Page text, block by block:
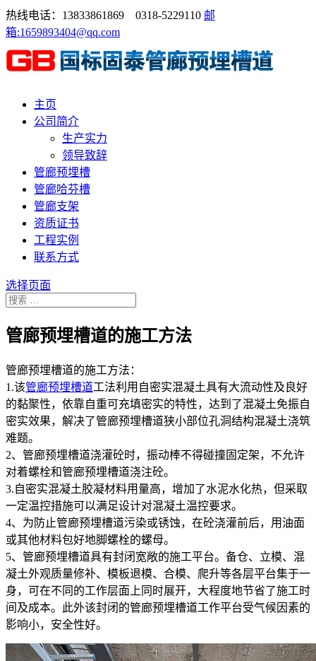
热线电话：13833861869 0318-5229110 邮
箱:1659893404@qq.com
主页
公司简介
生产实力
领导致辞
管廊预埋槽
管廊哈芬槽
管廊支架
资质证书
工程实例
联系方式
选择页面
管廊预埋槽道的施工方法
管廊预埋槽道的施工方法：
1.该管廊预埋槽道工法利用自密实混凝土具有大流动性及良好
的黏聚性，依靠自重可充填密实的特性，达到了混凝土免振自
密实效果，解决了管廊预埋槽道狭小部位孔洞结构混凝土浇筑
难题。
2、管廊预埋槽道浇灌砼时，振动棒不得碰撞固定架，不允许
对着螺栓和管廊预埋槽道浇注砼。
3.自密实混凝土胶凝材料用量高，增加了水泥水化热，但采取
一定温控措施可以满足设计对混凝土温控要求。
4、为防止管廊预埋槽道污染或锈蚀，在砼浇灌前后，用油面
或其他材料包好地脚螺栓的螺母。
5、管廊预埋槽道具有封闭宽敞的施工平台。备仓、立模、混
凝土外观质量修补、模板退模、合模、爬升等各层平台集于一
身，可在不同的工作层面上同时展开，大程度地节省了施工时
间及成本。此外该封闭的管廊预埋槽道工作平台受气候因素的
影响小，安全性好。